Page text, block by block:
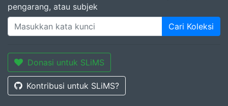
pengarang, atau subjek
Cari Koleksi
Donasi untuk SLiMS
Kontribusi untuk SLiMS?